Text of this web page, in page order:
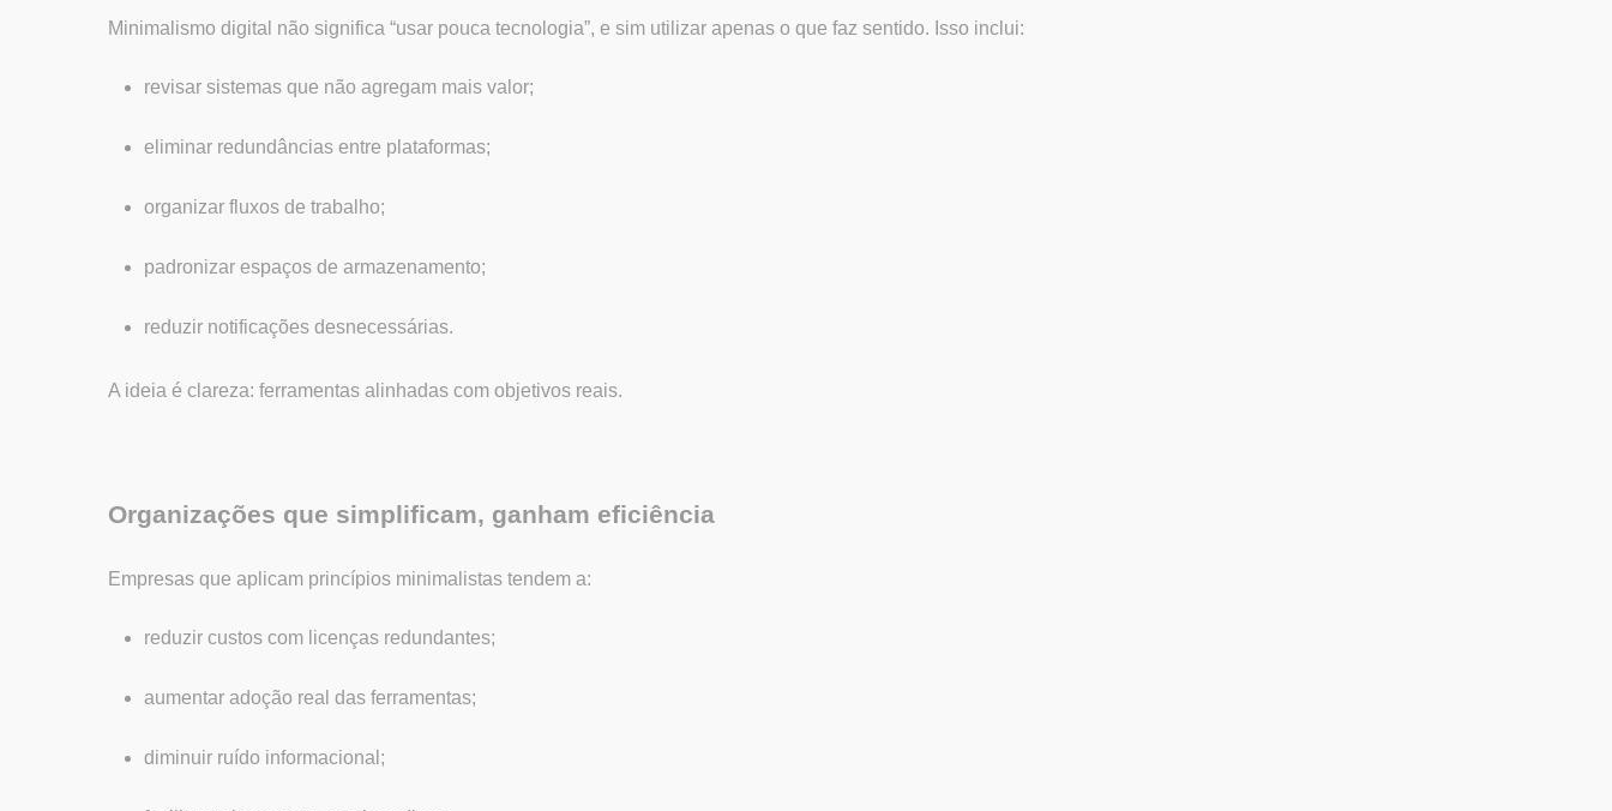
Minimalismo digital não significa “usar pouca tecnologia”, e sim utilizar apenas o que faz sentido. Isso inclui:
revisar sistemas que não agregam mais valor;
eliminar redundâncias entre plataformas;
organizar fluxos de trabalho;
padronizar espaços de armazenamento;
reduzir notificações desnecessárias.
A ideia é clareza: ferramentas alinhadas com objetivos reais.
Organizações que simplificam, ganham eficiência
Empresas que aplicam princípios minimalistas tendem a:
reduzir custos com licenças redundantes;
aumentar adoção real das ferramentas;
diminuir ruído informacional;